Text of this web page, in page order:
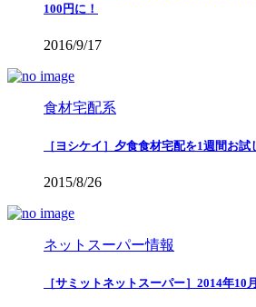
100円に！
2016/9/17
食材宅配系
［ヨシケイ］夕食食材宅配を1週間お試
2015/8/26
ネットスーパー情報
［サミットネットスーパー］2014年10